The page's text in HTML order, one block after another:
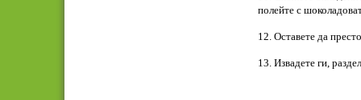
полейте с
12. Оставете да
13. Извадете ги,